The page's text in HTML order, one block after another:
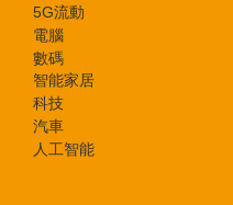
5G流動
電腦
數碼
智能家居
科技
汽車
人工智能